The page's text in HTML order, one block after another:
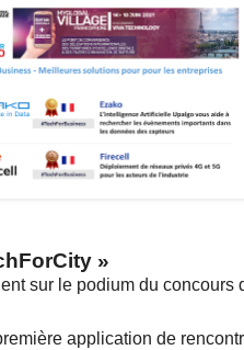
»
sur le podium du
application de